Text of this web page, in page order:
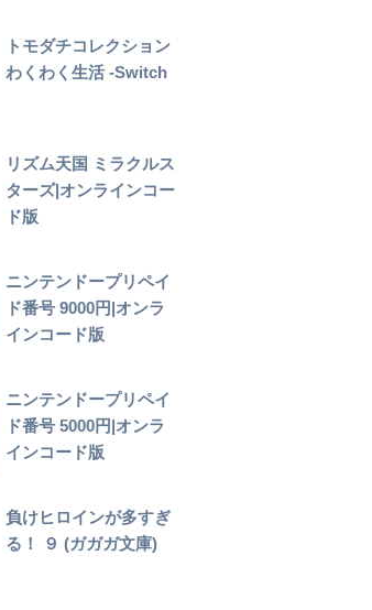
トモダチコレクション
わくわく生活 -Switch
リズム天国 ミラクルス
ターズ|オンラインコー
ド版
ニンテンドープリペイ
ド番号 9000円|オンラ
インコード版
ニンテンドープリペイ
ド番号 5000円|オンラ
インコード版
負けヒロインが多すぎ
る！ ９ (ガガガ文庫)